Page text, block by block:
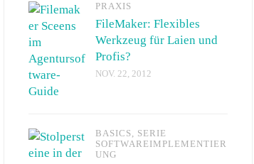
PRAXIS
FileMaker: Flexibles
Werkzeug für Laien und
Profis?
NOV. 22, 2012
BASICS
SERIE
SOFTWAREIMPLEMENTIER
UNG